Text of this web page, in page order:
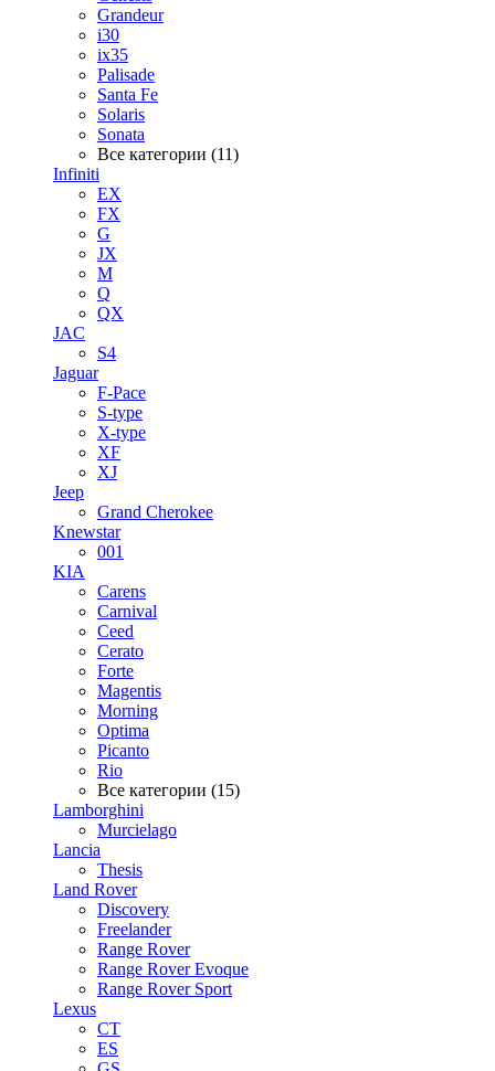
Grandeur
i30
ix35
Palisade
Santa Fe
Solaris
Sonata
Все категории (11)
Infiniti
EX
FX
G
JX
M
Q
QX
JAC
S4
Jaguar
F-Pace
S-type
X-type
XF
XJ
Jeep
Grand Cherokee
Knewstar
001
KIA
Carens
Carnival
Ceed
Cerato
Forte
Magentis
Morning
Optima
Picanto
Rio
Все категории (15)
Lamborghini
Murcielago
Lancia
Thesis
Land Rover
Discovery
Freelander
Range Rover
Range Rover Evoque
Range Rover Sport
Lexus
CT
ES